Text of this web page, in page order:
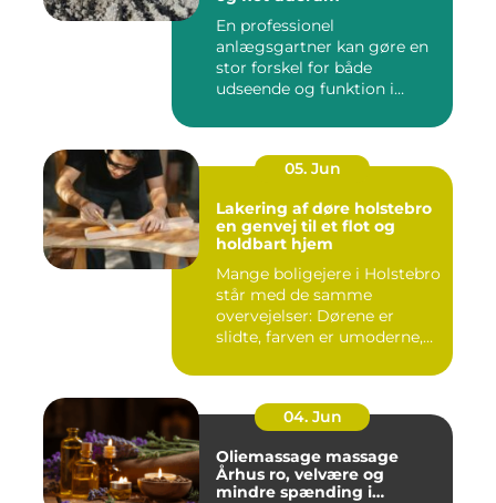
En professionel
anlægsgartner kan gøre en
stor forskel for både
udseende og funktion i
05. Jun
Lakering af døre holstebro
en genvej til et flot og
holdbart hjem
Mange boligejere i Holstebro
står med de samme
overvejelser: Dørene er
slidte, farven er umoderne,
04. Jun
Oliemassage massage
Århus ro, velvære og
mindre spænding i